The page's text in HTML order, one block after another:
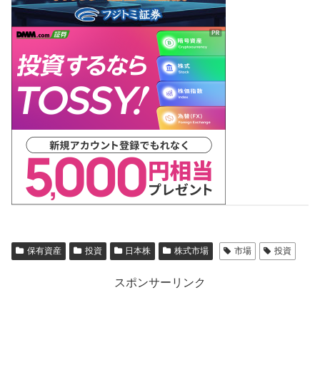
保有資産 投資 日本株 株式市場 市場 投資
スポンサーリンク